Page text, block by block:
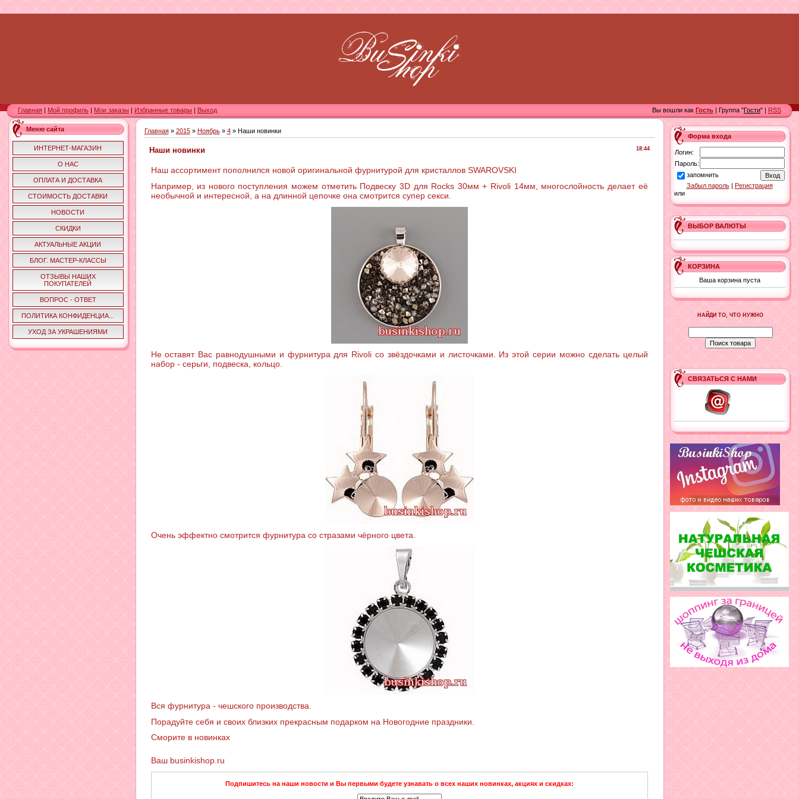
Главная | Мой профиль | Мои заказы | Избранные товары | Выход Вы вошли как Гость | Группа "Гости" | RSS
Меню сайта
ИНТЕРНЕТ-МАГАЗИН
О НАС
ОПЛАТА И ДОСТАВКА
СТОИМОСТЬ ДОСТАВКИ
НОВОСТИ
СКИДКИ
АКТУАЛЬНЫЕ АКЦИИ
БЛОГ. МАСТЕР-КЛАССЫ
ОТЗЫВЫ НАШИХ
ПОКУПАТЕЛЕЙ
ВОПРОС - ОТВЕТ
ПОЛИТИКА КОНФИДЕНЦИА...
УХОД ЗА УКРАШЕНИЯМИ
Главная» 2015 » Ноябрь » 4» Наши новинки
18:44
Наши новинки
Наш ассортимент пополнился новой оригинальной фурнитурой для кристаллов SWAROVSKI
Например, из нового поступления можем отметить Подвеску 3D для Rocks 30мм + Rivoli 14мм, многослойность делает её
необычной и интересной, а на длинной цепочке она смотрится супер секси.
Не оставят Вас равнодушными и фурнитура для Rivoli со звёздочками и листочками. Из этой серии можно сделать целый
набор - серьги, подвеска, кольцо.
Очень эффектно смотрится фурнитура со стразами чёрного цвета.
Вся фурнитура - чешского производства.
Порадуйте себя и своих близких прекрасным подарком на Новогодние праздники.
Сморите в новинках
Ваш businkishop.ru
Подпишитесь на наши новости и Вы первыми будете узнавать о всех наших новинках, акциях и скидках:
Форма входа
Логин:
Пароль:
запомнить
Забыл пароль| Регистрация
или
ВЫБОР ВАЛЮТЫ
КОРЗИНА
Ваша корзина пуста
НАЙДИ ТО, ЧТО НУЖНО
СВЯЗАТЬСЯ С НАМИ